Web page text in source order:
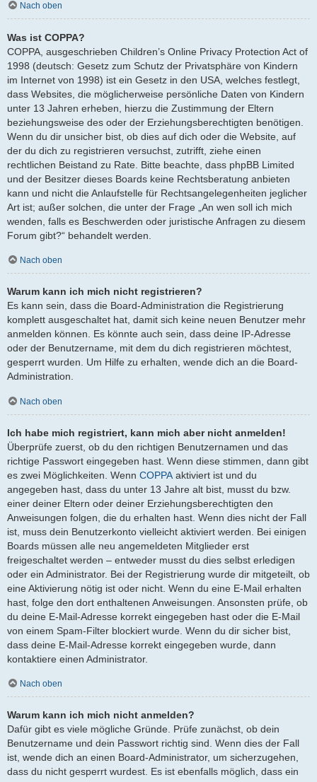
Nach oben
Was ist COPPA?
COPPA, ausgeschrieben Children’s Online Privacy Protection Act of
1998 (deutsch: Gesetz zum Schutz der Privatsphäre von Kindern
im Internet von 1998) ist ein Gesetz in den USA, welches festlegt,
dass Websites, die möglicherweise persönliche Daten von Kindern
unter 13 Jahren erheben, hierzu die Zustimmung der Eltern
beziehungsweise des oder der Erziehungsberechtigten benötigen.
Wenn du dir unsicher bist, ob dies auf dich oder die Website, auf
der du dich zu registrieren versuchst, zutrifft, ziehe einen
rechtlichen Beistand zu Rate. Bitte beachte, dass phpBB Limited
und der Besitzer dieses Boards keine Rechtsberatung anbieten
kann und nicht die Anlaufstelle für Rechtsangelegenheiten jeglicher
Art ist; außer solchen, die unter der Frage „An wen soll ich mich
wenden, falls es Beschwerden oder juristische Anfragen zu diesem
Forum gibt?“ behandelt werden.
Nach oben
Warum kann ich mich nicht registrieren?
Es kann sein, dass die Board-Administration die Registrierung
komplett ausgeschaltet hat, damit sich keine neuen Benutzer mehr
anmelden können. Es könnte auch sein, dass deine IP-Adresse
oder der Benutzername, mit dem du dich registrieren möchtest,
gesperrt wurden. Um Hilfe zu erhalten, wende dich an die Board-
Administration.
Nach oben
Ich habe mich registriert, kann mich aber nicht anmelden!
Überprüfe zuerst, ob du den richtigen Benutzernamen und das
richtige Passwort eingegeben hast. Wenn diese stimmen, dann gibt
es zwei Möglichkeiten. Wenn COPPA aktiviert ist und du
angegeben hast, dass du unter 13 Jahre alt bist, musst du bzw.
einer deiner Eltern oder deiner Erziehungsberechtigten den
Anweisungen folgen, die du erhalten hast. Wenn dies nicht der Fall
ist, muss dein Benutzerkonto vielleicht aktiviert werden. Bei einigen
Boards müssen alle neu angemeldeten Mitglieder erst
freigeschaltet werden – entweder musst du dies selbst erledigen
oder ein Administrator. Bei der Registrierung wurde dir mitgeteilt, ob
eine Aktivierung nötig ist oder nicht. Wenn du eine E-Mail erhalten
hast, folge den dort enthaltenen Anweisungen. Ansonsten prüfe, ob
du deine E-Mail-Adresse korrekt eingegeben hast oder die E-Mail
von einem Spam-Filter blockiert wurde. Wenn du dir sicher bist,
dass deine E-Mail-Adresse korrekt eingegeben wurde, dann
kontaktiere einen Administrator.
Nach oben
Warum kann ich mich nicht anmelden?
Dafür gibt es viele mögliche Gründe. Prüfe zunächst, ob dein
Benutzername und dein Passwort richtig sind. Wenn dies der Fall
ist, wende dich an einen Board-Administrator, um sicherzugehen,
dass du nicht gesperrt wurdest. Es ist ebenfalls möglich, dass ein